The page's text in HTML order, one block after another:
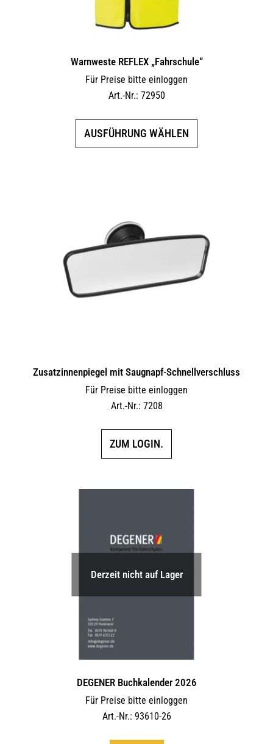
Warnweste REFLEX „Fahrschule“
Für Preise bitte einloggen
Art.-Nr.: 72950
AUSFÜHRUNG WÄHLEN
Optionen
können
auf
Zusatzinnenpiegel mit Saugnapf-Schnellverschluss
Für Preise bitte einloggen
Art.-Nr.: 7208
ZUM LOGIN.
Derzeit nicht auf Lager
DEGENER Buchkalender 2026
Für Preise bitte einloggen
Art.-Nr.: 93610-26